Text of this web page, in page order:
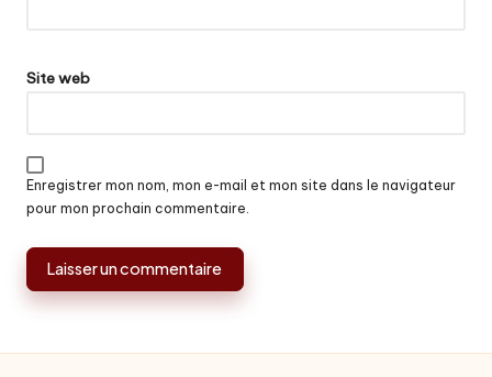
Site web
Enregistrer mon nom, mon e-mail et mon site dans le navigateur
pour mon prochain commentaire.